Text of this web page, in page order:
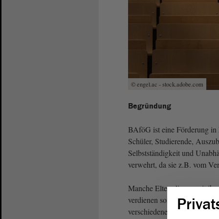
© engel.ac - stock.adobe.com
Begründung
BAföG ist eine Förderung in
Schüler, Studierende,
Selbstständigkeit und
verwehrt, da sie z.B. vom
Manche Eltern liegen mit
verdienen somit nicht viel
verschiedene Komponenten